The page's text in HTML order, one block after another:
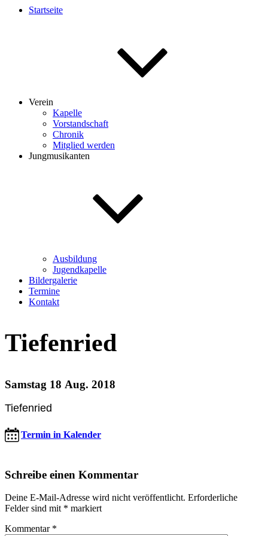
Startseite
Verein
Kapelle
Vorstandschaft
Chronik
Mitglied werden
Jungmusikanten
Ausbildung
Jugendkapelle
Bildergalerie
Termine
Kontakt
Tiefenried
Samstag 18 Aug. 2018
Tiefenried
Termin in Kalender
Schreibe einen Kommentar
Deine E-Mail-Adresse wird nicht veröffentlicht. Erforderliche
Felder sind mit * markiert
Kommentar *